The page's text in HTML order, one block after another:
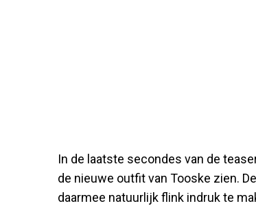
In de laatste secondes van de
de nieuwe outfit van Tooske zien.
daarmee natuurlijk flink indruk te